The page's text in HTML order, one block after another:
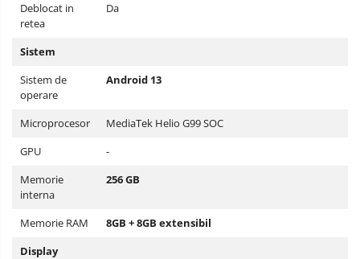
Deblocat in
retea
Da
Sistem
Sistem de
operare
Android 13
Microprocesor
MediaTek Helio G99 SOC
GPU
-
Memorie
interna
256 GB
Memorie RAM
8GB + 8GB extensibil
Display